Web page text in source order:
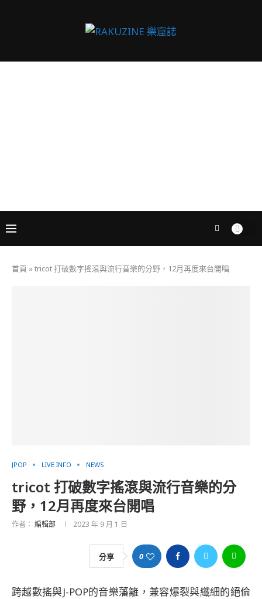
首頁 »tricot 打破數字搖滾與流行音樂的分野，12月再度來台開唱
JPOP LIVE INFO NEWS
tricot 打破數字搖滾與流行音樂的分
野，12月再度來台開唱
作者： 編輯部 2023 年 9 月 1 日
分享 0
跨越數搖與J-POP的音樂藩籬，兼容爆裂與纖細的絕倫